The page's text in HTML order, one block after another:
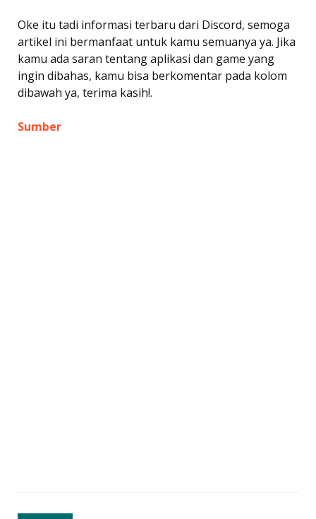
Oke itu tadi informasi terbaru dari Discord, semoga
artikel ini bermanfaat untuk kamu semuanya ya. Jika
kamu ada saran tentang aplikasi dan game yang
ingin dibahas, kamu bisa berkomentar pada kolom
dibawah ya, terima kasih!.
Sumber